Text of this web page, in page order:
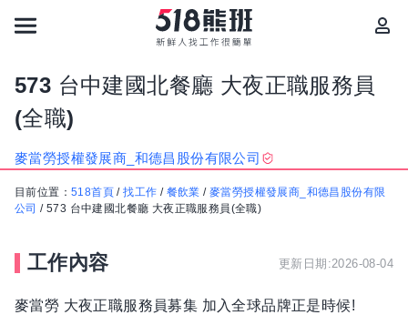
573 台中建國北餐廳 大夜正職服務員
(全職)
麥當勞授權發展商_和德昌股份有限公司
目前位置： 518首頁 /找工作 / 餐飲業 /麥當勞授權發展商_和德昌股份有限
公司 /573 台中建國北餐廳 大夜正職服務員(全職)
工作內容 更新日期:2026-08-04
麥當勞 大夜正職服務員募集 加入全球品牌正是時候!